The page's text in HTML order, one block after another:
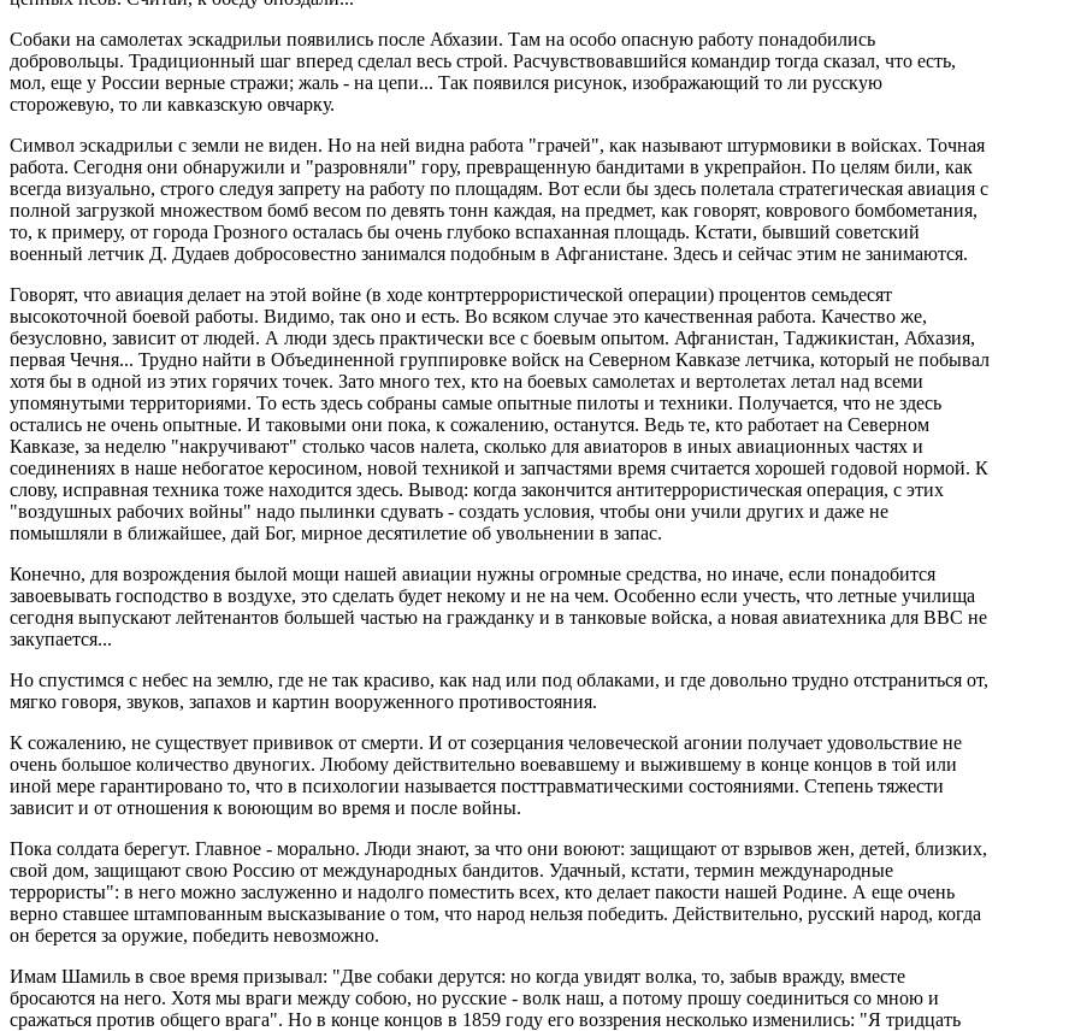
Собаки на самолетах эскадрильи появились после Абхазии. Там на особо опасную работу понадобились
добровольцы. Традиционный шаг вперед сделал весь строй. Расчувствовавшийся командир тогда сказал, что есть,
мол, еще у России верные стражи; жаль - на цепи... Так появился рисунок, изображающий то ли русскую
сторожевую, то ли кавказскую овчарку.
Символ эскадрильи с земли не виден. Но на ней видна работа "грачей", как называют штурмовики в войсках. Точная
работа. Сегодня они обнаружили и "разровняли" гору, превращенную бандитами в укрепрайон. По целям били, как
всегда визуально, строго следуя запрету на работу по площадям. Вот если бы здесь полетала стратегическая авиация с
полной загрузкой множеством бомб весом по девять тонн каждая, на предмет, как говорят, коврового бомбометания,
то, к примеру, от города Грозного осталась бы очень глубоко вспаханная площадь. Кстати, бывший советский
военный летчик Д. Дудаев добросовестно занимался подобным в Афганистане. Здесь и сейчас этим не занимаются.
Говорят, что авиация делает на этой войне (в ходе контртеррористической операции) процентов семьдесят
высокоточной боевой работы. Видимо, так оно и есть. Во всяком случае это качественная работа. Качество же,
безусловно, зависит от людей. А люди здесь практически все с боевым опытом. Афганистан, Таджикистан, Абхазия,
первая Чечня... Трудно найти в Объединенной группировке войск на Северном Кавказе летчика, который не побывал
хотя бы в одной из этих горячих точек. Зато много тех, кто на боевых самолетах и вертолетах летал над всеми
упомянутыми территориями. То есть здесь собраны самые опытные пилоты и техники. Получается, что не здесь
остались не очень опытные. И таковыми они пока, к сожалению, останутся. Ведь те, кто работает на Северном
Кавказе, за неделю "накручивают" столько часов налета, сколько для авиаторов в иных авиационных частях и
соединениях в наше небогатое керосином, новой техникой и запчастями время считается хорошей годовой нормой. К
слову, исправная техника тоже находится здесь. Вывод: когда закончится антитеррористическая операция, с этих
"воздушных рабочих войны" надо пылинки сдувать - создать условия, чтобы они учили других и даже не
помышляли в ближайшее, дай Бог, мирное десятилетие об увольнении в запас.
Конечно, для возрождения былой мощи нашей авиации нужны огромные средства, но иначе, если понадобится
завоевывать господство в воздухе, это сделать будет некому и не на чем. Особенно если учесть, что летные училища
сегодня выпускают лейтенантов большей частью на гражданку и в танковые войска, а новая авиатехника для ВВС не
закупается...
Но спустимся с небес на землю, где не так красиво, как над или под облаками, и где довольно трудно отстраниться от,
мягко говоря, звуков, запахов и картин вооруженного противостояния.
К сожалению, не существует прививок от смерти. И от созерцания человеческой агонии получает удовольствие не
очень большое количество двуногих. Любому действительно воевавшему и выжившему в конце концов в той или
иной мере гарантировано то, что в психологии называется посттравматическими состояниями. Степень тяжести
зависит и от отношения к воюющим во время и после войны.
Пока солдата берегут. Главное - морально. Люди знают, за что они воюют: защищают от взрывов жен, детей, близких,
свой дом, защищают свою Россию от международных бандитов. Удачный, кстати, термин международные
террористы": в него можно заслуженно и надолго поместить всех, кто делает пакости нашей Родине. А еще очень
верно ставшее штампованным высказывание о том, что народ нельзя победить. Действительно, русский народ, когда
он берется за оружие, победить невозможно.
Имам Шамиль в свое время призывал: "Две собаки дерутся: но когда увидят волка, то, забыв вражду, вместе
бросаются на него. Хотя мы враги между собою, но русские - волк наш, а потому прошу соединиться со мною и
сражаться против общего врага". Но в конце концов в 1859 году его воззрения несколько изменились: "Я тридцать